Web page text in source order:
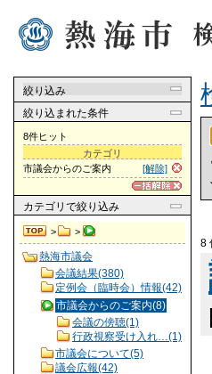
絞り込み
絞り込まれた条件
8件ヒット
カテゴリ
[解除]
市議会からのご案内
カテゴリ で絞り込み
> >
熱海市議会
会議結果(380)
定例会（臨時会）情報(42)
市議会からのご案内(8)
会議の傍聴(1)
行政視察受け入れ…(1)
市議会について(5)
議会広報(42)
8